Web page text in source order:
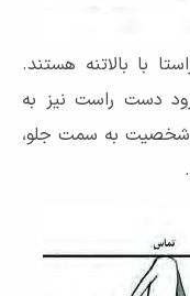
با بالاتنه هستند.
دست راست نیز به
به سمت جلو،